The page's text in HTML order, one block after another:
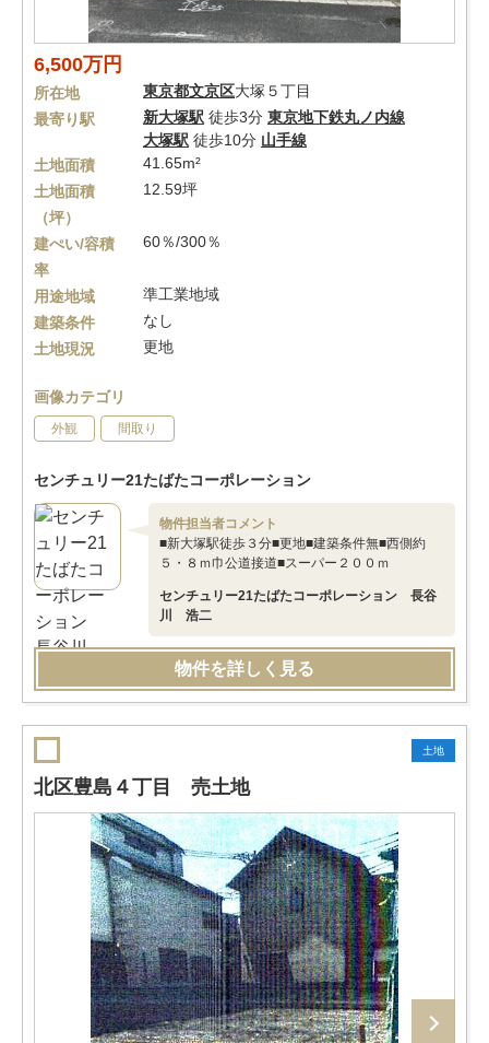
6,500万円
所在地 東京都文京区大塚５丁目
最寄り駅
新大塚駅 徒歩3分 東京地下鉄丸ノ内線
大塚駅 徒歩10分 山手線
土地面積
41.65m²
土地面積
（坪）
12.59坪
建ぺい/容積
率
60％/300％
用途地域
準工業地域
建築条件
なし
土地現況
更地
画像カテゴリ
外観 間取り
センチュリー21たばたコーポレーション
物件担当者コメント
■新大塚駅徒歩３分■更地■建築条件無■西側約
５・８ｍ巾公道接道■スーパー２００ｍ
センチュリー21たばたコーポレーション 長谷
川 浩二
物件を詳しく見る
土地
北区豊島４丁目 売土地